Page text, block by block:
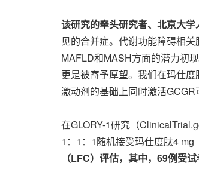
该研究的牵头研究者、北京大
见的合并症。代谢功能障碍相
MAFLD和MASH方面的潜力初
更是被寄予厚望。我们在玛仕
激动剂的基础上同时激活
在GLORY-1研究（
1：1：1随机接受玛仕度肽4 mg
（LFC）评估，其中，69例受